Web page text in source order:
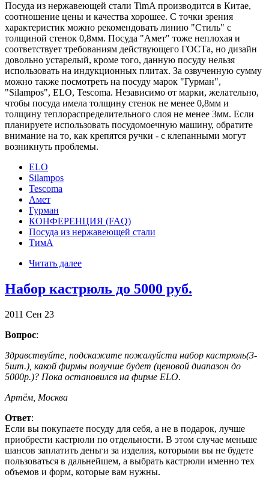
Посуда из нержавеющей стали TimA производится в Китае,
соотношение цены и качества хорошее. С точки зрения
характеристик можно рекомендовать линию "Стиль" с
толщиной стенок 0,8мм. Посуда "Амет" тоже неплохая и
соответствует требованиям действующего ГОСТа, но дизайн
довольно устарелый, кроме того, данную посуду нельзя
использовать на индукционных плитах. За озвученную сумму
можно также посмотреть на посуду марок "Гурман",
"Silampos", ELO, Tescoma. Независимо от марки, желательно,
чтобы посуда имела толщину стенок не менее 0,8мм и
толщину теплораспределительного слоя не менее 3мм. Если
планируете использовать посудомоечную машину, обратите
внимание на то, как крепятся ручки - с клепанными могут
возникнуть проблемы.
ELO
Silampos
Tescoma
Амет
Гурман
КОНФЕРЕНЦИЯ (FAQ)
Посуда из нержавеющей стали
ТимА
Читать далее
Набор кастрюль до 5000 руб.
2011 Сен 23
Вопрос:
Здравствуйте, подскажите пожалуйста набор кастрюль(3-
5шт.), какой фирмы получше будет (ценовой диапазон до
5000р.)? Пока остановился на фирме ELO.
Артём, Москва
Ответ:
Если вы покупаете посуду для себя, а не в подарок, лучше
приобрести кастрюли по отдельности. В этом случае меньше
шансов заплатить деньги за изделия, которыми вы не будете
пользоваться в дальнейшем, а выбрать кастрюли именно тех
объемов и форм, которые вам нужны.